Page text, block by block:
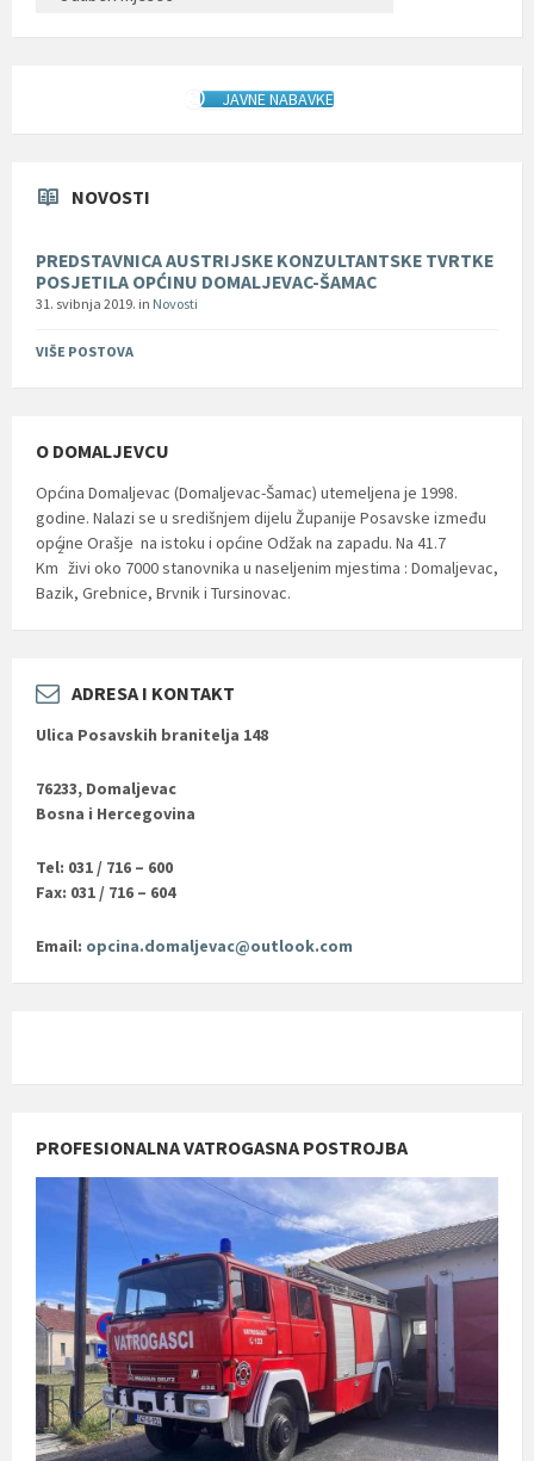
JAVNE NABAVKE
NOVOSTI
PREDSTAVNICA AUSTRIJSKE KONZULTANTSKE TVRTKE
POSJETILA OPĆINU DOMALJEVAC-ŠAMAC
31. svibnja 2019. in Novosti
VIŠE POSTOVA
O DOMALJEVCU
Općina Domaljevac (Domaljevac-Šamac) utemeljena je 1998.
godine. Nalazi se u središnjem dijelu Županije Posavske između
općine Orašje na istoku i općine Odžak na zapadu. Na 41.7
Km
2
živi oko 7000 stanovnika u naseljenim mjestima : Domaljevac,
Bazik, Grebnice, Brvnik i Tursinovac.
ADRESA I KONTAKT
Ulica Posavskih branitelja 148
76233, Domaljevac
Bosna i Hercegovina
Tel: 031 / 716 – 600
Fax: 031 / 716 – 604
Email: opcina.domaljevac@outlook.com
PROFESIONALNA VATROGASNA POSTROJBA